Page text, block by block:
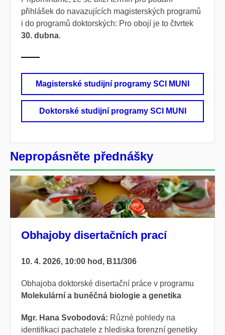
přihlášek do navazujících magisterských programů
i do programů doktorských: Pro obojí je to čtvrtek
30. dubna.
Magisterské studijní programy SCI MUNI
Doktorské studijní programy SCI MUNI
Nepropásněte přednášky
Obhajoby disertačních prací
10. 4. 2026, 10:00 hod, B11/306
Obhajoba doktorské disertační práce v programu
Molekulární a buněčná biologie a genetika
Mgr. Hana Svobodová: Různé pohledy na
identifikaci pachatele z hlediska forenzní genetiky